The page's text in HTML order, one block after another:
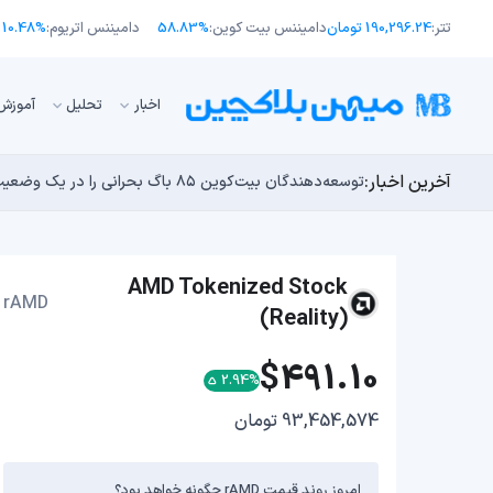
تتر:190,296.24 تومان دامیننس بیت کوین:58.83% دامیننس اتریوم:10.48%
اﺧﺒﺎر تحلیل
آخرین اخبار:توسعه‌دهندگان بیت‌کوین ۸۵ باگ بحرانی را در یک وضعیت «فوق‌العاده بد» شناسایی کردند
اوج‌گیری طلا با تقاضای چین؛ چرا قیمت بیت کوین در ۶۴ هزار دلار درجا می‌زند؟
بدترین نمودار برای گاوهای بیت کوین؛ آیا دوران
انتقال ۶۶ میلیون دلاری بیت کوین توسط مایکرواستراتژی؛ آیا فشار فروش جدیدی در راه است؟
یک نقشه راه کوانتومی، بیت‌کوین را بسیار بالاتر خواهد برد
AMD Tokenized Stock
(Reality)
rAMD
$491.10
2.94%
93,454,574 تومان